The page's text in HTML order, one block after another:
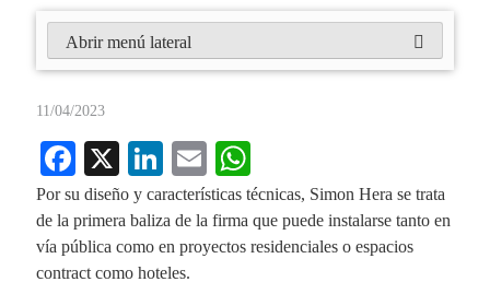
11/04/2023
Fa
ce
bo
ok
X
Li
nk
ed
In
E
m
ail
ha
ts
A
Por su diseño y características técnicas, Simon Hera se trata
de la primera baliza de la firma que puede instalarse tanto en
vía pública como en proyectos residenciales o espacios
contract como hoteles.
Abrir menú lateral